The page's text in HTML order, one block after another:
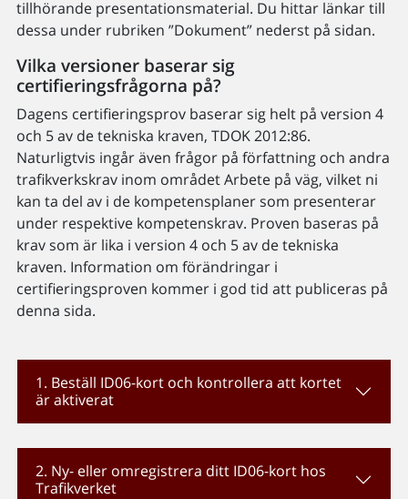
tillhörande presentationsmaterial. Du hittar länkar till
dessa under rubriken ”Dokument” nederst på sidan.
Vilka versioner baserar sig
certifieringsfrågorna på?
Dagens certifieringsprov baserar sig helt på version 4
och 5 av de tekniska kraven, TDOK 2012:86.
Naturligtvis ingår även frågor på författning och andra
trafikverkskrav inom området Arbete på väg, vilket ni
kan ta del av i de kompetensplaner som presenterar
under respektive kompetenskrav. Proven baseras på
krav som är lika i version 4 och 5 av de tekniska
kraven. Information om förändringar i
certifieringsproven kommer i god tid att publiceras på
denna sida.
1. Beställ ID06-kort och kontrollera att kortet
är aktiverat
2. Ny- eller omregistrera ditt ID06-kort hos
Trafikverket